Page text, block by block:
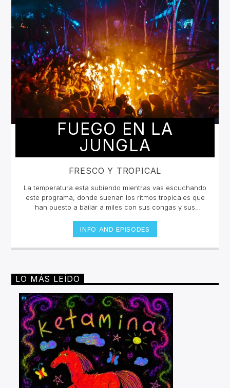
FUEGO EN LA
JUNGLA
FRESCO Y TROPICAL
La temperatura esta subiendo mientras vas escuchando
este programa, donde suenan los ritmos tropicales que
han puesto a bailar a miles con sus congas y sus
Desde la poderosa Salsa hasta el merengue más
guapachoso pasando por la neotropicalia que está
sacudiendo a América, Europa y Asia, "Fuego en la
a 4pm por invencible.net
INFO AND EPISODES
LO MÁS LEÍDO